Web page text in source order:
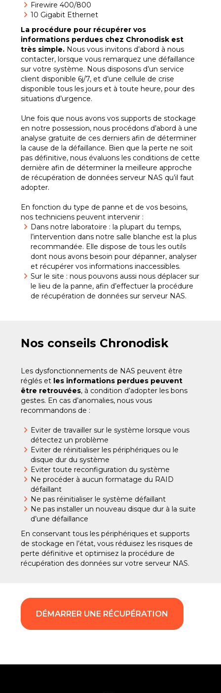
Firewire 400/800
10 Gigabit Ethernet
La procédure pour récupérer vos
informations perdues chez Chronodisk est
très simple. Nous vous invitons d’abord à nous
contacter, lorsque vous remarquez une défaillance
sur votre système. Nous disposons d’un service
client disponible 6j/7, et d’une cellule de crise
disponible tous les jours et à toute heure, pour des
situations d’urgence.
Une fois que nous avons vos supports de stockage
en notre possession, nous procédons d’abord à une
analyse gratuite de ces derniers afin de déterminer
la cause de la défaillance. Bien que la perte ne soit
pas définitive, nous évaluons les conditions de cette
dernière afin de déterminer la meilleure approche
de récupération de données serveur NAS qu’il faut
adopter.
En fonction du type de panne et de vos besoins,
nos techniciens peuvent intervenir :
Dans notre laboratoire : la plupart du temps,
l’intervention dans notre salle blanche est la plus
recommandée. Elle dispose de tous les outils
dont nous avons besoin pour dépanner, analyser
et récupérer vos informations inaccessibles.
Sur le site : nous pouvons aussi nous déplacer sur
le lieu de la panne, afin d’effectuer la procédure
de récupération de données sur serveur NAS.
Nos conseils Chronodisk
Les dysfonctionnements de NAS peuvent être
réglés et les informations perdues peuvent
être retrouvées, à condition d’adopter les bons
gestes. En cas d’anomalies, nous vous
recommandons de :
Eviter de travailler sur le système lorsque vous
détectez un problème
Eviter de réinitialiser les périphériques ou le
disque dur du système
Eviter toute reconfiguration du système
Ne procéder à aucun formatage du RAID
défaillant
Ne pas réinitialiser le système défaillant
Ne pas installer un nouveau disque dur à la suite
d’une défaillance
En conservant tous les périphériques et supports
de stockage en l’état, vous réduisez les risques de
perte définitive et optimisez la procédure de
récupération des données sur votre serveur NAS.
DÉMARRER UNE RÉCUPÉRATION